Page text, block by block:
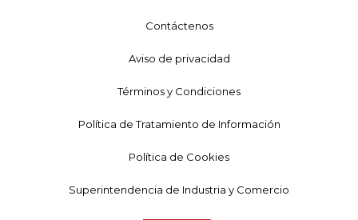
Contáctenos
Aviso de privacidad
Términos y Condiciones
Política de Tratamiento de Información
Política de Cookies
Superintendencia de Industria y Comercio